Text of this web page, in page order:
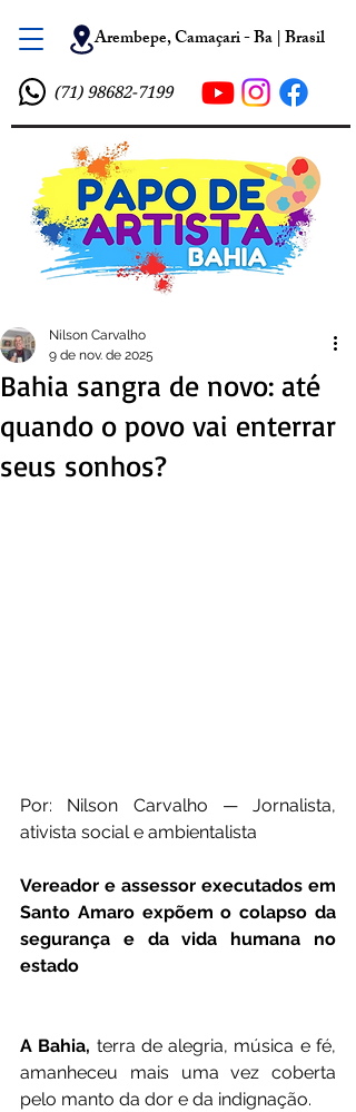
Arembepe, Camaçari - Ba | Brasil
(71) 98682-7199
Bahia sangra de novo: até
quando o povo vai enterrar
seus sonhos?
Nilson Carvalho
9 de nov. de 2025
Por: Nilson Carvalho — Jornalista,
ativista social e ambientalista
Vereador e assessor executados em
Santo Amaro expõem o colapso da
segurança e da vida humana no
estado
A Bahia, terra de alegria, música e fé,
amanheceu mais uma vez coberta
pelo manto da dor e da indignação.